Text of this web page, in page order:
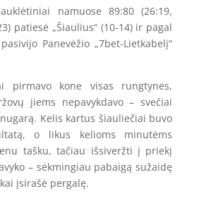
namuose 89:80 (26:19,
patiesė „Šiaulius“ (10-14) ir pagal
Panevėžio „7bet-Lietkabelį“
pirmavo kone visas rungtynes,
jiems nepavykdavo – svečiai
Kelis kartus šiauliečiai buvo
o likus kelioms minutėms
tašku, tačiau išsiveržti į priekį
– sėkmingiau pabaigą sužaidę
įsirašė pergalę.